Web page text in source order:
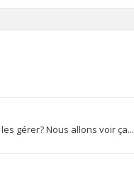
gérer? Nous allons voir ça...